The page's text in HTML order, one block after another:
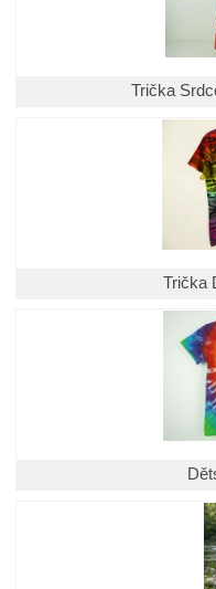
Trička
Trička